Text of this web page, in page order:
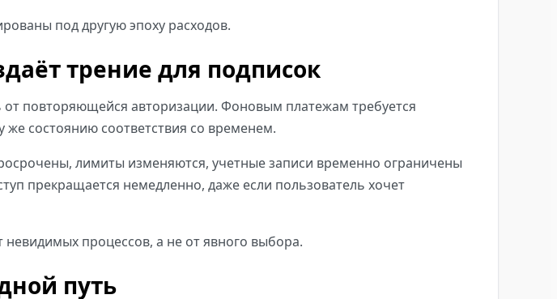
под другую эпоху расходов.
трение для подписок
повторяющейся авторизации. Фоновым платежам требуется
состоянию соответствия со временем.
лимиты изменяются, учетные записи временно ограничены
прекращается немедленно, даже если пользователь хочет
невидимых процессов, а не от явного выбора.
путь